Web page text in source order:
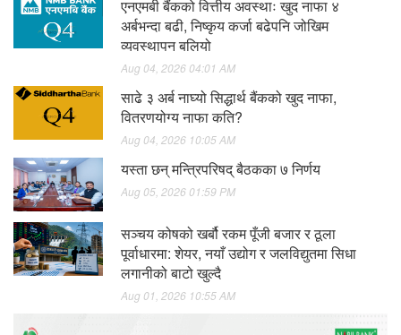
एनएमबी बैंकको वित्तीय अवस्थाः खुद नाफा ४
अर्बभन्दा बढी, निष्कृय कर्जा बढेपनि जोखिम
व्यवस्थापन बलियो
Aug 04, 2026 04:01 AM
साढे ३ अर्ब नाघ्यो सिद्धार्थ बैंकको खुद नाफा,
वितरणयोग्य नाफा कति?
Aug 04, 2026 10:05 AM
यस्ता छन् मन्त्रिपरिषद् बैठकका ७ निर्णय
Aug 05, 2026 01:59 PM
सञ्चय कोषको खर्बौ रकम पूँजी बजार र ठूला
पूर्वाधारमा: शेयर, नयाँ उद्योग र जलविद्युतमा सिधा
लगानीको बाटो खुल्दै
Aug 01, 2026 10:55 AM